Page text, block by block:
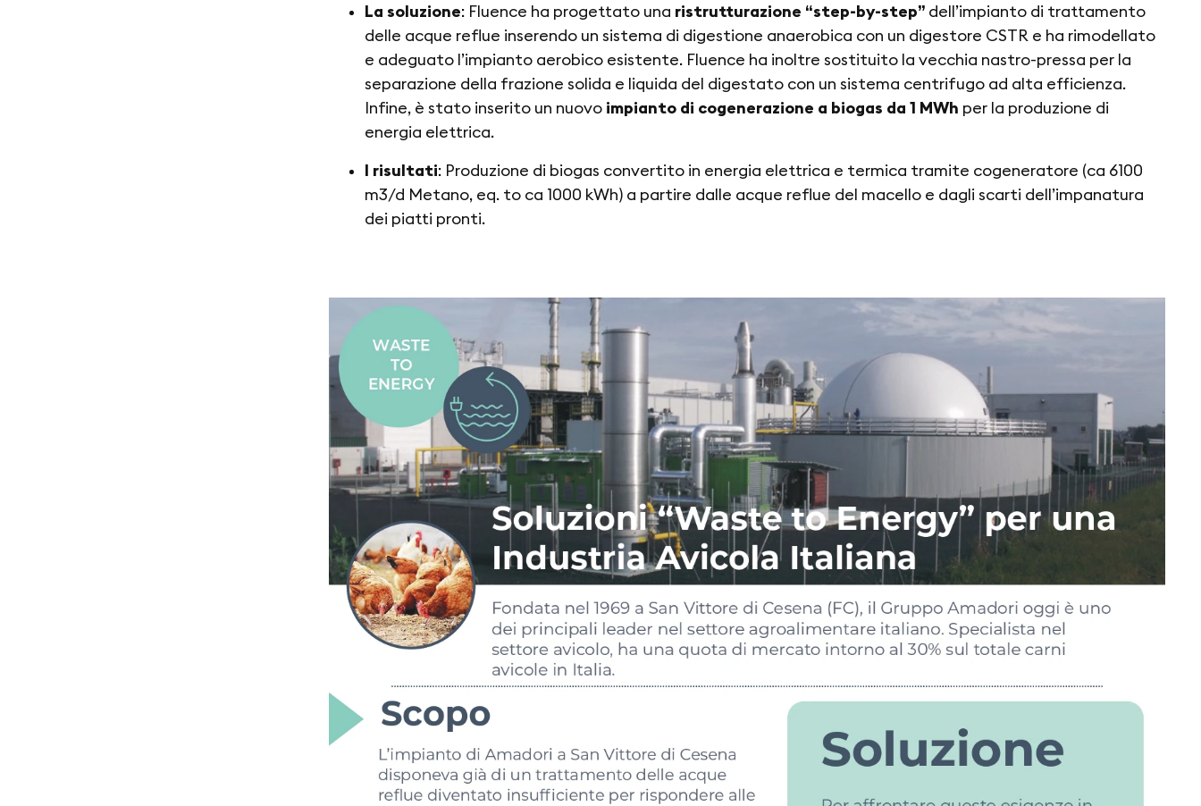
La soluzione: Fluence ha progettato una ristrutturazione “step-by-step” dell’impianto di trattamento
delle acque reflue inserendo un sistema di digestione anaerobica con un digestore CSTR e ha rimodellato
e adeguato l’impianto aerobico esistente. Fluence ha inoltre sostituito la vecchia nastro-pressa per la
separazione della frazione solida e liquida del digestato con un sistema centrifugo ad alta efficienza.
Infine, è stato inserito un nuovo impianto di cogenerazione a biogas da 1 MWh per la produzione di
energia elettrica.
I risultati: Produzione di biogas convertito in energia elettrica e termica tramite cogeneratore (ca 6100
m3/d Metano, eq. to ca 1000 kWh) a partire dalle acque reflue del macello e dagli scarti dell’impanatura
dei piatti pronti.